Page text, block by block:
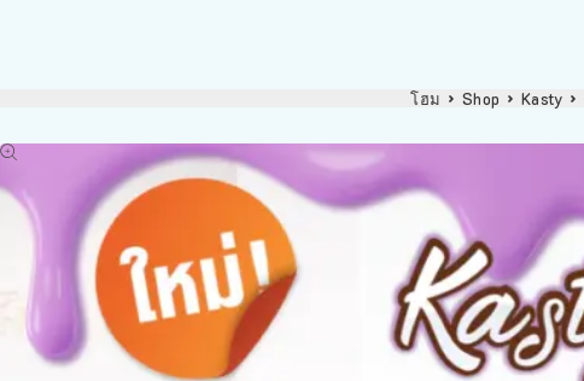
โฮม Shop Kasty